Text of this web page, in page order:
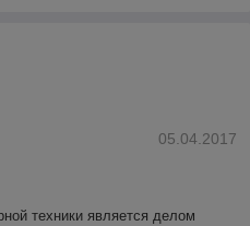
05.04.2017
техники является делом